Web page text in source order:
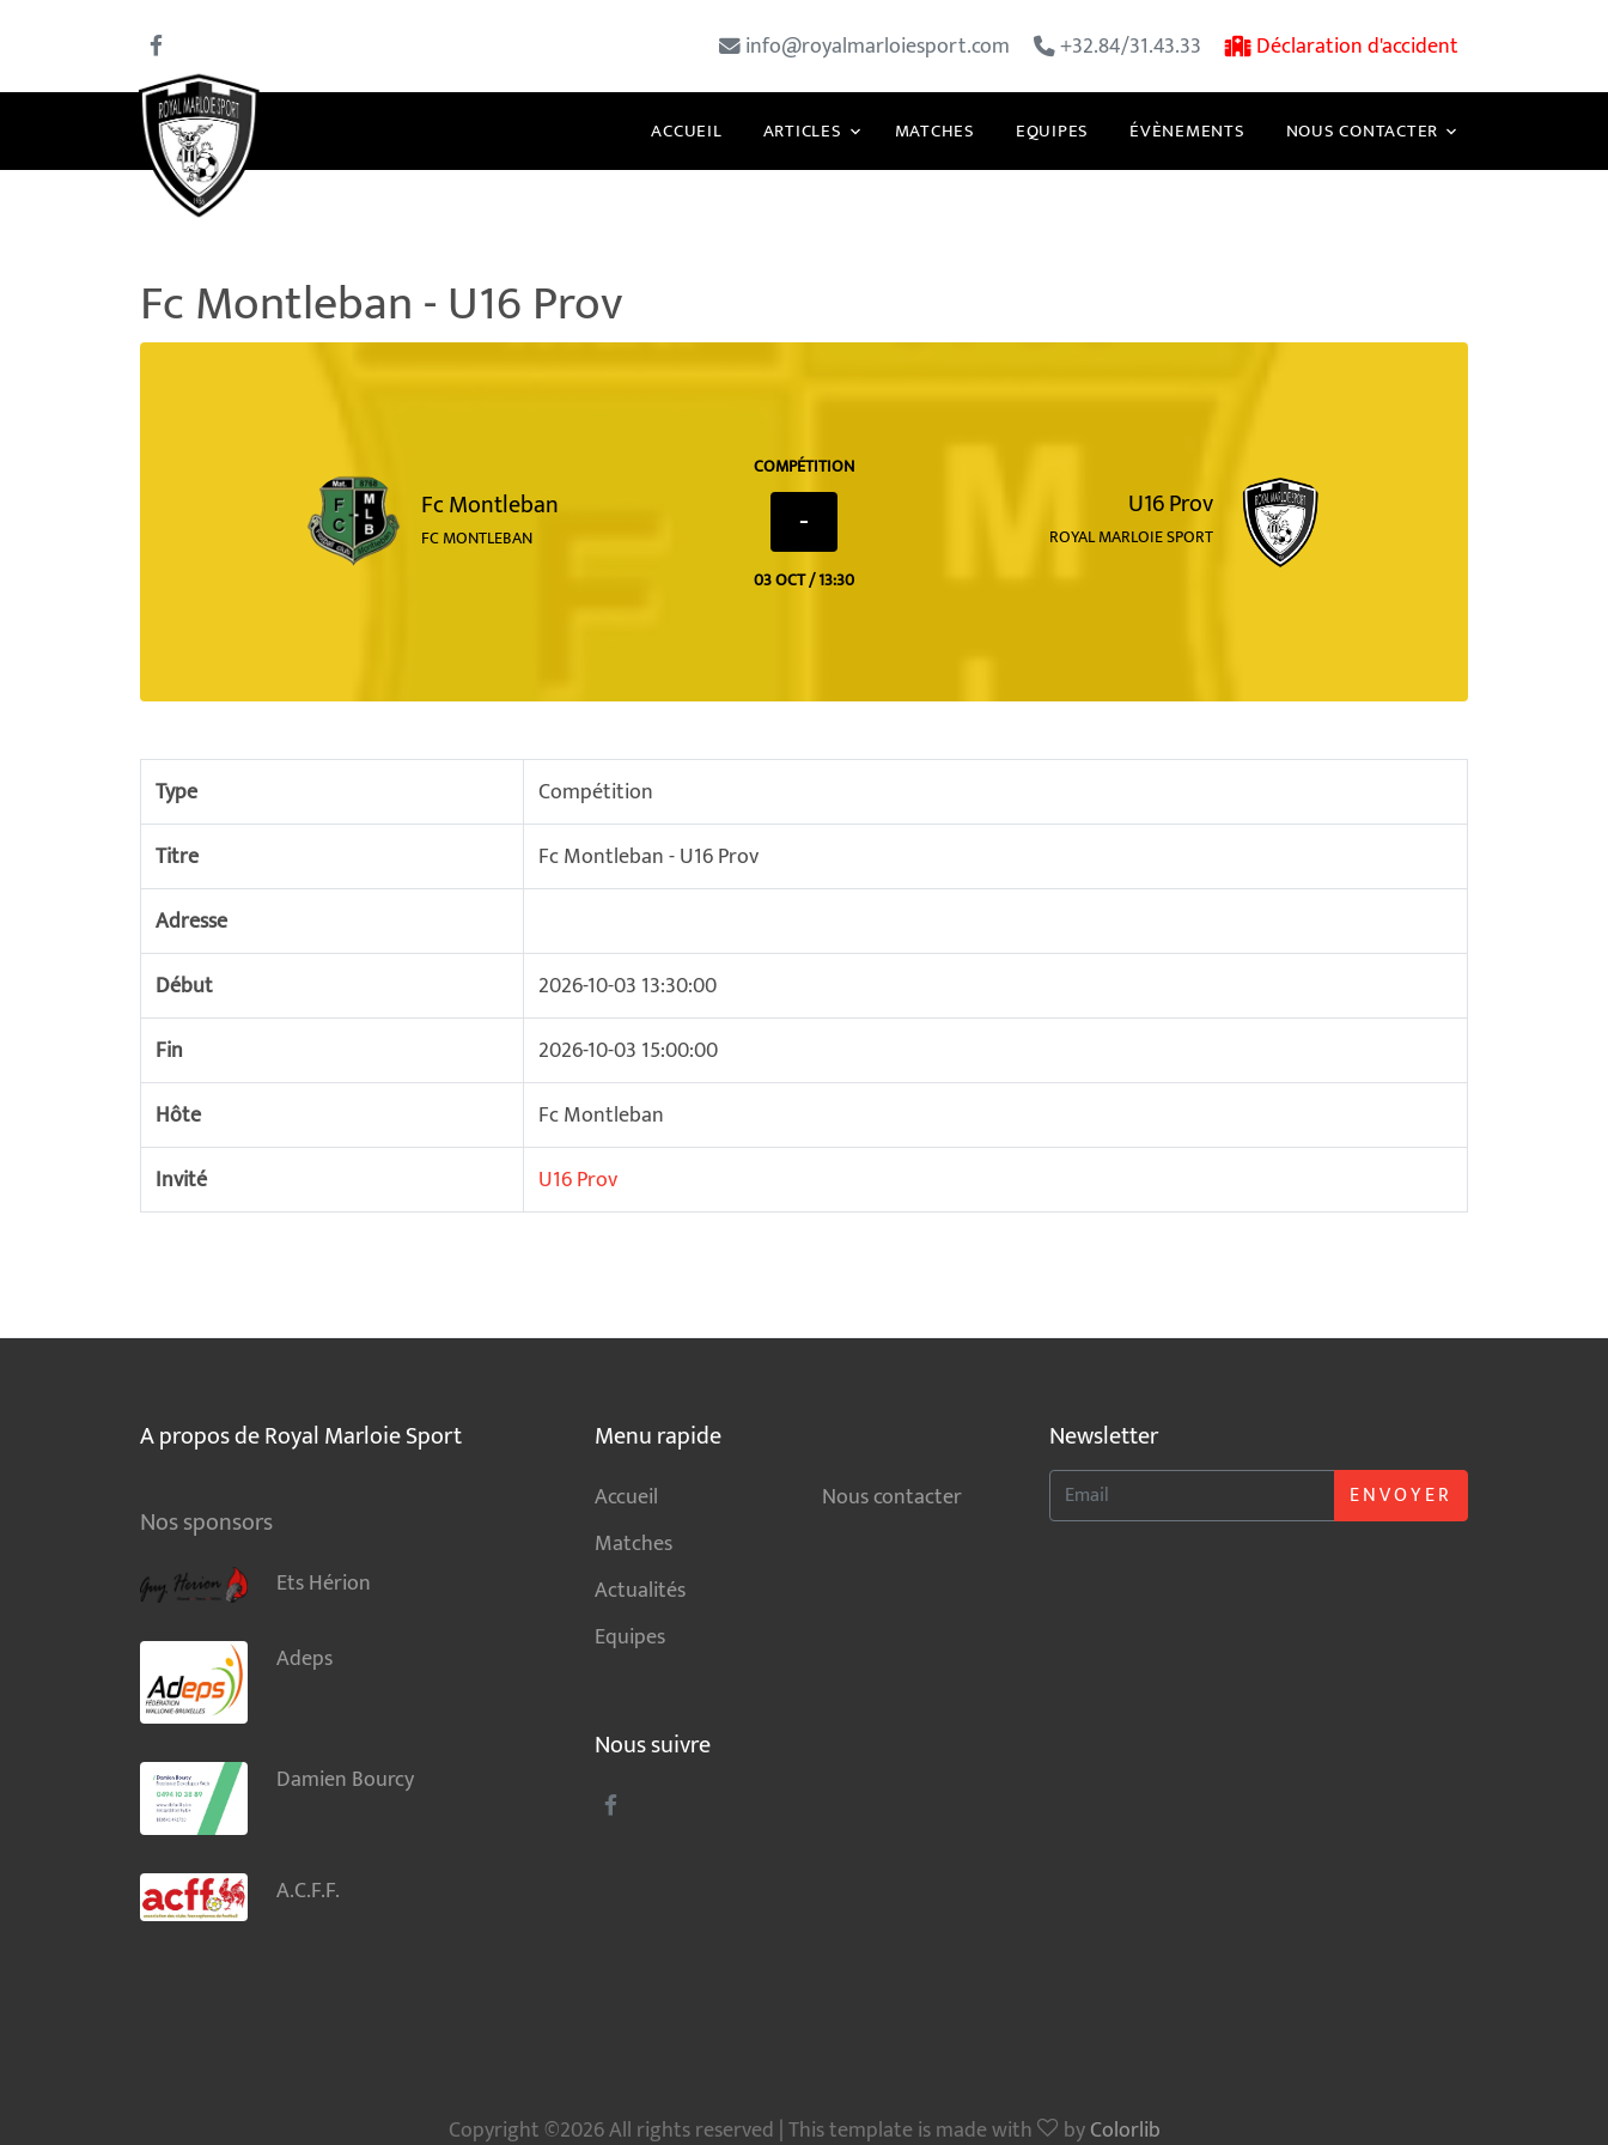
info@royalmarloiesport.com +32.84/31.43.33 Déclaration d'accident
ACCUEIL ARTICLES MATCHES EQUIPES ÉVÈNEMENTS NOUS CONTACTER
Fc Montleban - U16 Prov
Fc Montleban
FC MONTLEBAN
COMPÉTITION
-
03 OCT / 13:30
U16 Prov
ROYAL MARLOIE SPORT
Type
Compétition
Titre
Fc Montleban - U16 Prov
Adresse
Début
2026-10-03 13:30:00
Fin
2026-10-03 15:00:00
Hôte
Fc Montleban
Invité
U16 Prov
A propos de Royal Marloie Sport
Nos sponsors
Ets Hérion
Adeps
Damien Bourcy
A.C.F.F.
Menu rapide
Accueil
Matches
Actualités
Equipes
Nous contacter
Nous suivre
Newsletter
ENVOYER
Copyright ©2026 All rights reserved | This template is made with byColorlib